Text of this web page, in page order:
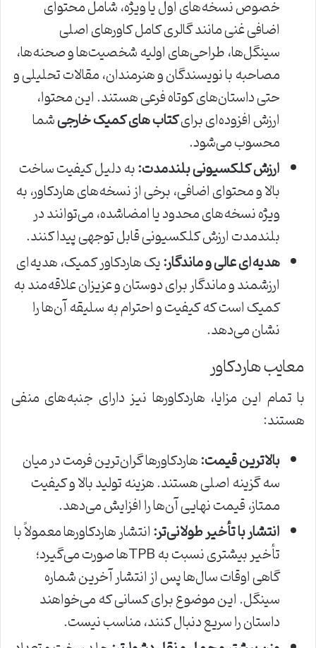
خصوص نسخه‌های اول یا ویژه، شامل محتوای
اضافی غنی مانند گالری کامل کاورهای اصلی
سینگل‌ها، طراحی‌های اولیه شخصیت‌ها و صحنه‌ها،
مصاحبه با نویسندگان و هنرمندان، مقالات تحلیلی و
حتی داستان‌های کوتاه فرعی هستند. این محتوا،
ارزش افزوده‌ای برایکتاب های کمیک خارجیشما
محسوب می‌شود.
ارزش کلکسیونی بلندمدت:به دلیل کیفیت ساخت
بالا و محتوای اضافی، برخی از نسخه‌های هاردکاور، به
ویژه نسخه‌های محدود یا امضاشده، می‌توانند در
بلندمدت ارزش کلکسیونی قابل توجهی پیدا کنند.
هدیه‌ای عالی و ماندگار:یک هاردکاور کمیک، هدیه‌ای
ارزشمند و ماندگار برای دوستان و عزیزان علاقه‌مند به
کمیک است که کیفیت و احترام به سلیقه آن‌ها را
نشان می‌دهد.
معایب هاردکاور
با تمام این مزایا، هاردکاورها نیز دارای جنبه‌های منفی
هستند:
بالاترین قیمت:هاردکاورها گران‌ترین فرمت در میان
سه گزینه اصلی هستند. هزینه تولید بالا و کیفیت
ممتاز، قیمت نهایی آن‌ها را افزایش می‌دهد.
انتشار با تأخیر طولانی‌تر:انتشار هاردکاورها معمولاً با
تأخیر بیشتری نسبت به TPBها صورت می‌گیرد؛
گاهی اوقات سال‌ها پس از انتشار آخرین شماره
سینگل. این موضوع برای کسانی که می‌خواهند
داستان را سریع دنبال کنند، مناسب نیست.